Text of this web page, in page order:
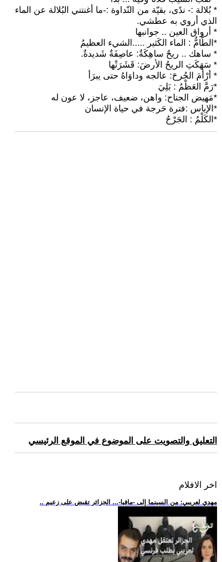
* بُلالة :- ندًى، بقيّة من النّداوة :-ما أغنتني البُلالة عن الماء
الذي أروي به عطشي.
* أرواق العين .. جوانبها
*الطَّامُّ : الماء الكَثير .....الشيء العظيمُ
* ساهك .. ريحٌ ساهِكَةٌ: عاصِفَةٌ شَديدةٌ.
* سَهَكَتِ الريحُ الأرضَ: قَشَرَتْها
* أرْأمَ الجُرحَ: عالجه وداوَاهُ حتى يبرَأ
*رَمَّ العَظْمُ : بَلِيَ
*مَهيض الجناح: واهن، ضعيف، عاجز، لا عون له
*الإياس :فترة حَرجة في حياة الإنسان
*الكَلْمُ : الجَرْحُ
التعليق والتصويت على الموضوع في الموقع الرئيسي
اخر الافلام
.. مهدي لعريبي: من السينما إلى -مافيا-... الجزائر تقبض على زعيم